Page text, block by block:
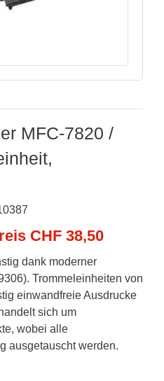
MFC-7820 /
CHF 38,50
dank moderner
Trommeleinheiten von
einwandfreie Ausdrucke
sich um
wobei alle
ausgetauscht werden.